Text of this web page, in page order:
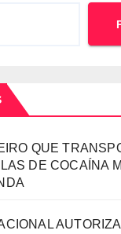
QUE
DE COCAÍNA
AUTORIZA